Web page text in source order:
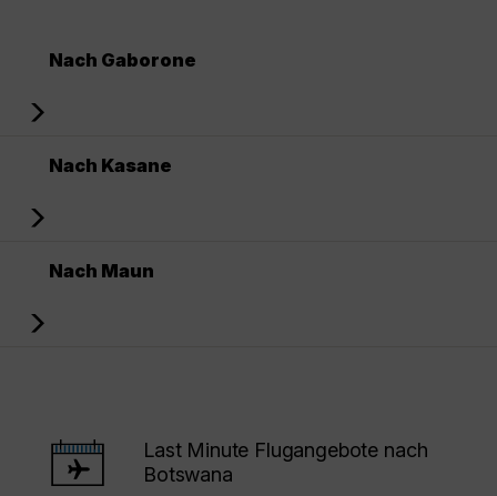
Nach Gaborone
Nach Kasane
Nach Maun
Last Minute Flugangebote nach
Botswana